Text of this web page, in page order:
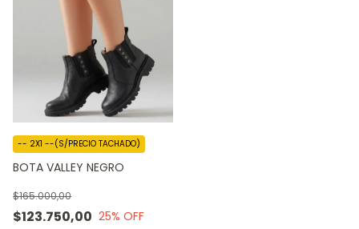
BOTA VALLEY NEGRO
$123.750,00
$165.000,00
25% OFF
-- 2X1 --(S/PRECIO TACHADO)